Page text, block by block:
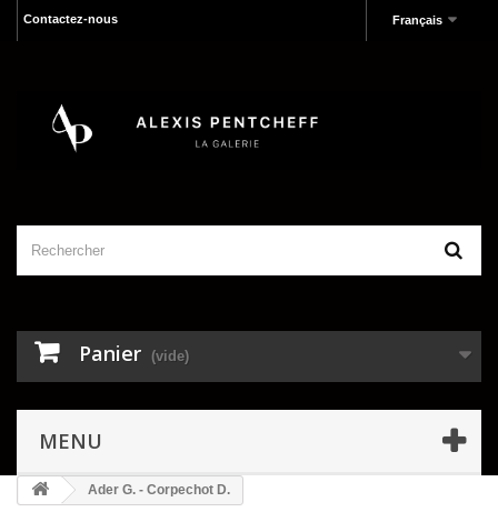
Français
Contactez-nous
Panier (vide)
MENU
Ader G. - Corpechot D.